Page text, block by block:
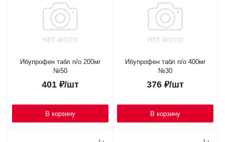
Ибупрофен табл п/о 200мг
№50
401 ₽/шт
В корзину
Ибупрофен табл п/о 400мг
№30
376 ₽/шт
В корзину